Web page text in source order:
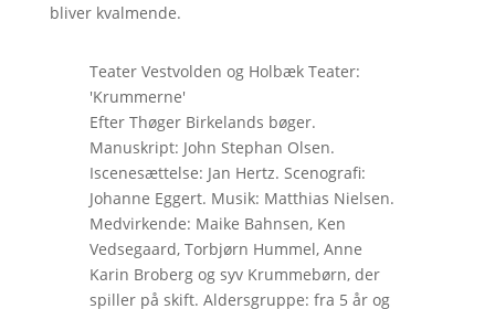
bliver kvalmende.
Teater Vestvolden og Holbæk Teater:
'Krummerne'
Efter Thøger Birkelands bøger.
Manuskript: John Stephan Olsen.
Iscenesættelse: Jan Hertz. Scenografi:
Johanne Eggert. Musik: Matthias Nielsen.
Medvirkende: Maike Bahnsen, Ken
Vedsegaard, Torbjørn Hummel, Anne
Karin Broberg og syv Krummebørn, der
spiller på skift. Aldersgruppe: fra 5 år og